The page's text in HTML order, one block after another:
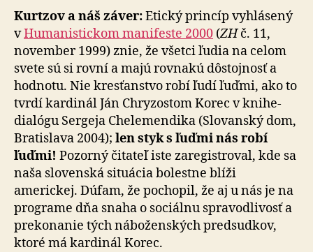
Kurtzov a náš záver:Etický princíp vyhlásený
vHu­ma­nis­tic­kom manifeste 2000 (ZHč. 11,
november 1999) znie, že všetci ľudia na celom
svete sú si rovní a majú rovnakú dôstojnosť a
hodnotu. Nie kresťanstvo robí ľudí ľuďmi, ako to
tvrdí kardinál Ján Chryzostom Korec v knihe-
dialógu Sergeja Chelemendika (Slovanský dom,
Bratislava 2004); len styk s ľuďmi nás robí
ľuďmi! Pozorný čitateľ iste zaregistroval, kde sa
naša slovenská situácia bolestne blíži
americkej. Dúfam, že pochopil, že aj u nás je na
programe dňa snaha o sociálnu spravodlivosť a
prekonanie tých náboženských predsudkov,
ktoré má kardinál Korec.